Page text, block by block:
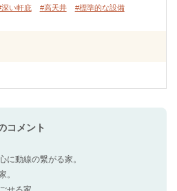
深い軒庇 #高天井
#標準的な設備
コメント
に動線の繋がる家。
。